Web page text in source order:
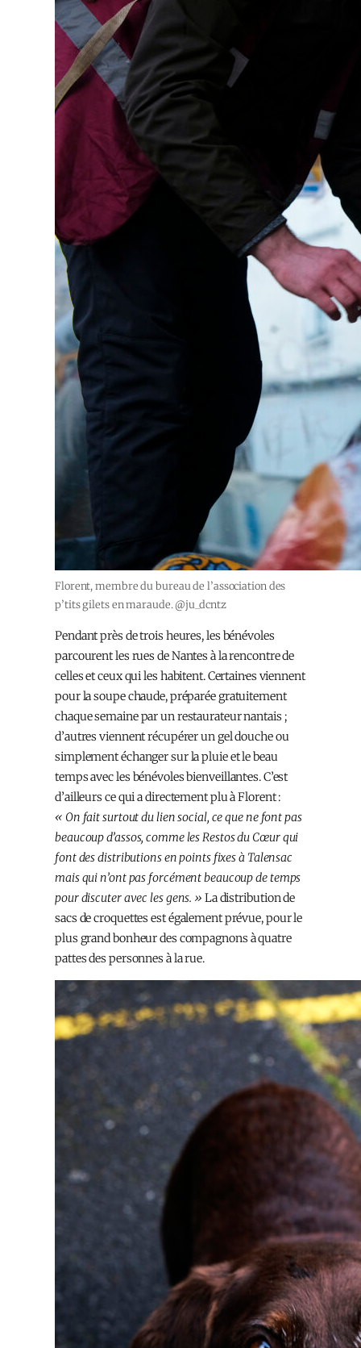
Florent, membre du bureau de l’association des
p’tits gilets en maraude. @ju_dcntz
Pendant près de trois heures, les bénévoles
parcourent les rues de Nantes à la rencontre de
celles et ceux qui les habitent. Certain·es viennent
pour la soupe chaude, préparée gratuitement
chaque semaine par un restaurateur nantais ;
d’autres viennent récupérer un gel douche ou
simplement échanger sur la pluie et le beau
temps avec les bénévoles bienveillant·es. C’est
d’ailleurs ce qui a directement plu à Florent :
« On fait surtout du lien social, ce que ne font pas
beaucoup d’assos, comme les Restos du Cœur qui
font des distributions en points fixes à Talensac
mais qui n’ont pas forcément beaucoup de temps
pour discuter avec les gens. » La distribution de
sacs de croquettes est également prévue, pour le
plus grand bonheur des compagnons à quatre
pattes des personnes à la rue.